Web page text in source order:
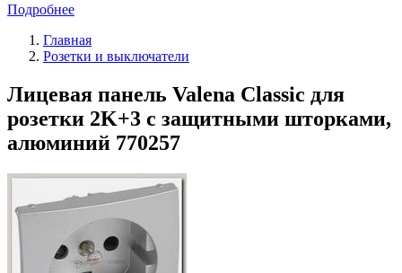
Подробнее
Главная
Розетки и выключатели
Лицевая панель Valena Classic для
розетки 2K+3 с защитными шторками,
алюминий 770257